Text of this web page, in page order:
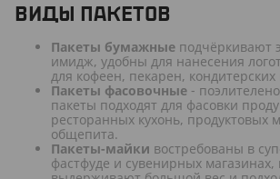
ВИДЫ ПАКЕТОВ
Пакеты бумажные подчёркивают
имидж, удобны для нанесения
для кофеен, пекарен,
Пакеты фасовочные -
пакеты подходят для фасовки
ресторанных кухонь, продуктовых
общепита.
Пакеты-майки востребованы в
фастфуде и сувенирных магазинах,